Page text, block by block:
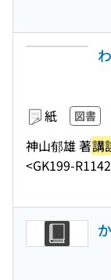
紙 図書
神山郁雄 著講
<GK199-